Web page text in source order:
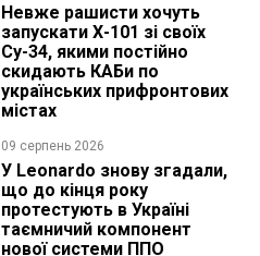
Невже рашисти хочуть
запускати Х-101 зі своїх
Су-34, якими постійно
скидають КАБи по
українських прифронтових
містах
09 серпень 2026
У Leonardo знову згадали,
що до кінця року
протестують в Україні
таємничий компонент
нової системи ППО